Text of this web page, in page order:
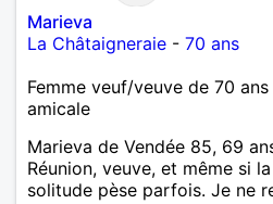
Marieva
La Châtaigneraie - 70 ans
Femme veuf/veuve de 70
amicale
Marieva de Vendée 85, 69
Réunion, veuve, et même si
solitude pèse parfois. Je ne